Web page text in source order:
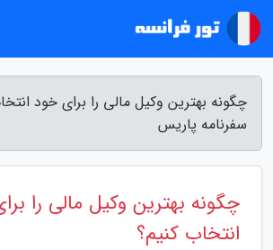
چگونه بهترین وکیل مالی را برای خود
سفرنامه پاریس
چگونه بهترین وکیل مالی را
انتخاب کنیم؟